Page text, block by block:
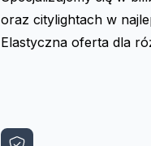
oraz citylightach w
Elastyczna oferta dla